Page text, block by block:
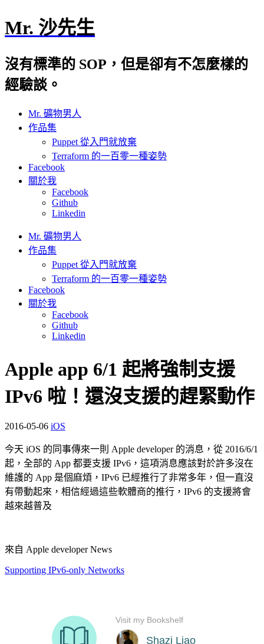
Mr. 沙先生
沒有標準的 SOP，但是卻有不怎麼樣的
經驗談。
Mr. 礦物男人
作品集
Puppet 從入門就放棄
Terraform 的一百零一種姿勢
Facebook
關於我
Facebook
Github
Linkedin
Mr. 礦物男人
作品集
Puppet 從入門就放棄
Terraform 的一百零一種姿勢
Facebook
關於我
Facebook
Github
Linkedin
Apple app 6/1 起將強制支援
IPv6 啦！還沒支援的趕緊動作
2016-05-06 iOS
今天 iOS 的同事傳來一則 Apple developer 的消息，從 2016/6/1
起，全部的 App 都要支援 IPv6，這項消息應該對於許多沒在
維護的 App 是個麻煩，IPv6 已經推行了非常多年，但一直沒
有帶動起來，相信經過這些軟體商的推行，IPv6 的支援將會
越來越普及
來自 Apple developer News
Supporting IPv6-only Networks